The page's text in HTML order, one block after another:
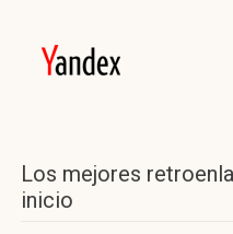
Los mejores
inicio